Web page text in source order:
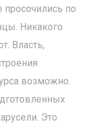
по
Никакого
Власть,
возможно.
Это